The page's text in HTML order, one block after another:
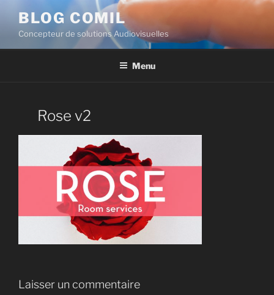
BLOG COMIL
Concepteur de solutions Audiovisuelles
Menu
Rose v2
Laisser un commentaire